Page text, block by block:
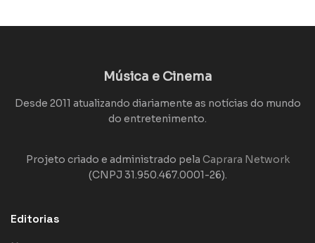
Música e Cinema
Desde 2011 atualizando diariamente as notícias do mundo
do entretenimento.
Projeto criado e administrado pela Caprara Network
(CNPJ 31.950.467.0001-26).
Editorias